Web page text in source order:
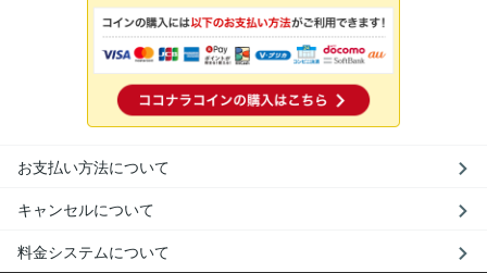
お支払い方法について
キャンセルについて
料金システムについて